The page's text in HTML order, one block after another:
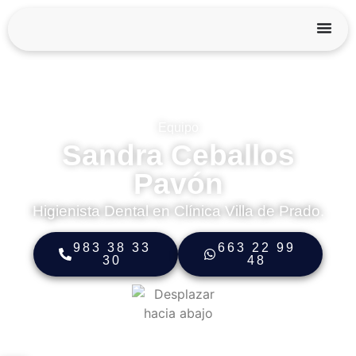
Sandra Ceballos
Pavón
Higienista Dental en Clínica Villa de Prado.
983 38 33
30
663 22 99
48